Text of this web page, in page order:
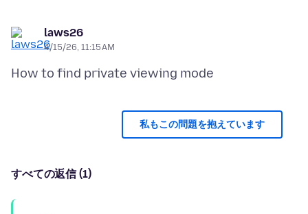
laws26
4/15/26, 11:15 AM
私もこの問題を抱えています
すべての返信 (1)